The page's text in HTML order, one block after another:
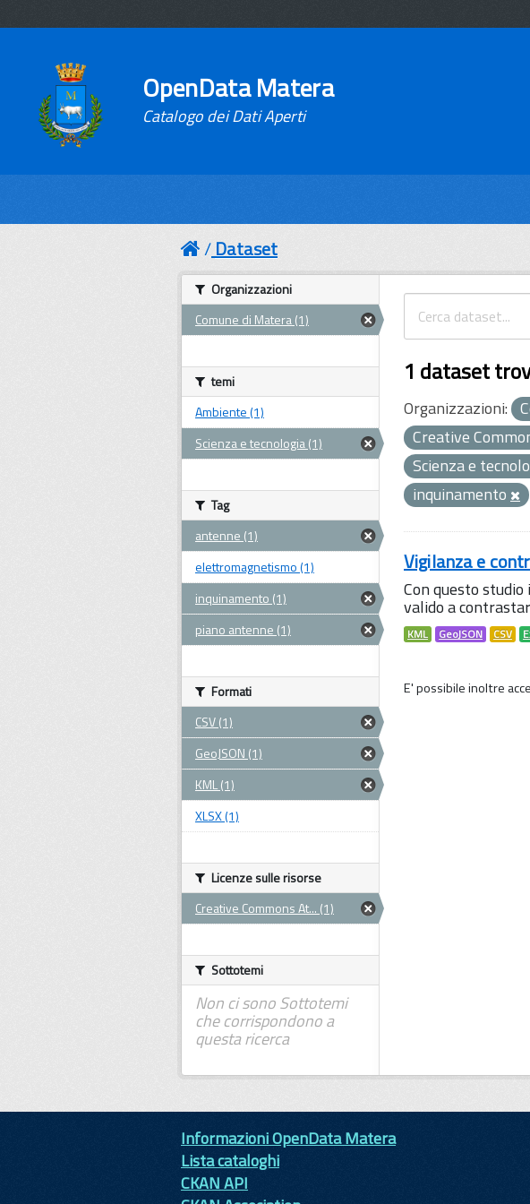
OpenData Matera
Catalogo dei Dati Aperti
Dataset
1 dataset
Organizzazioni:
Creative
Scienza e
inquinamento
Vigilanza e
Con questo
valido a
KML GeoJSON CSV
E' possibile inoltre
Organizzazioni
Comune di Matera (1)
temi
Ambiente (1)
Scienza e tecnologia (1)
Tag
antenne (1)
elettromagnetismo (1)
inquinamento (1)
piano antenne (1)
Formati
CSV (1)
GeoJSON (1)
KML (1)
XLSX (1)
Licenze sulle risorse
Creative Commons At... (1)
Sottotemi
Non ci sono Sottotemi
che corrispondono a
questa ricerca
Informazioni OpenData Matera
Lista cataloghi
CKAN API